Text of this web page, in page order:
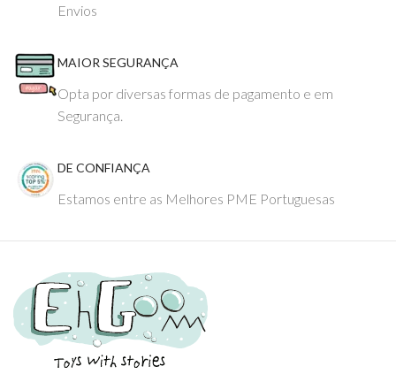
Envios
MAIOR SEGURANÇA
Opta por diversas formas de pagamento e em
Segurança.
DE CONFIANÇA
Estamos entre as Melhores PME Portuguesas